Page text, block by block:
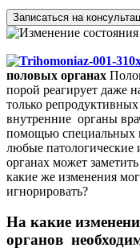
Записаться на
половых органах
порой реагирует даже
только
внутренние органы
помощью специальных
любые
органах может
какие же изменения
игнорировать?
На какие
органов